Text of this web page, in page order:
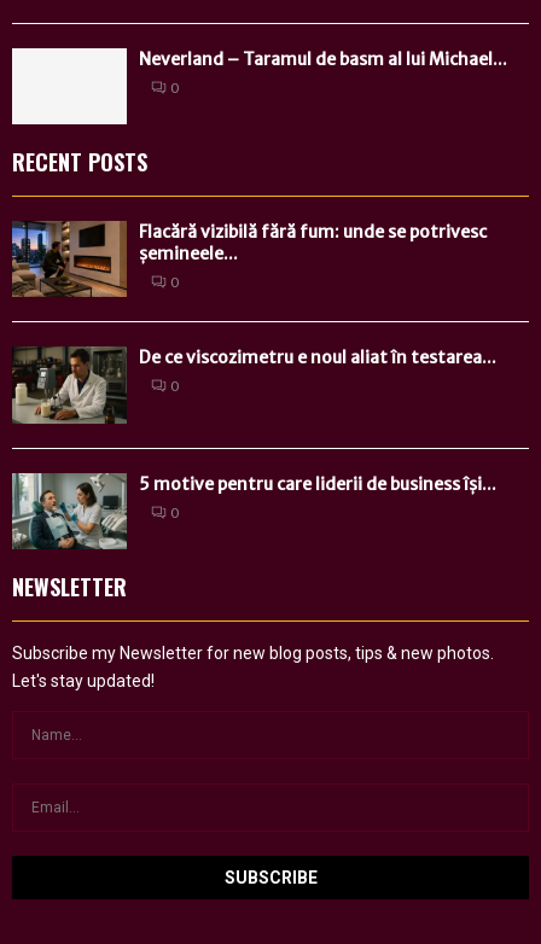
Neverland – Taramul de basm al lui Michael...
0
RECENT POSTS
Flacără vizibilă fără fum: unde se potrivesc
șemineele...
0
De ce viscozimetru e noul aliat în testarea...
0
5 motive pentru care liderii de business își...
0
NEWSLETTER
Subscribe my Newsletter for new blog posts, tips & new photos.
Let's stay updated!